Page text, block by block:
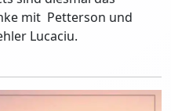
mit Petterson und
Lucaciu.